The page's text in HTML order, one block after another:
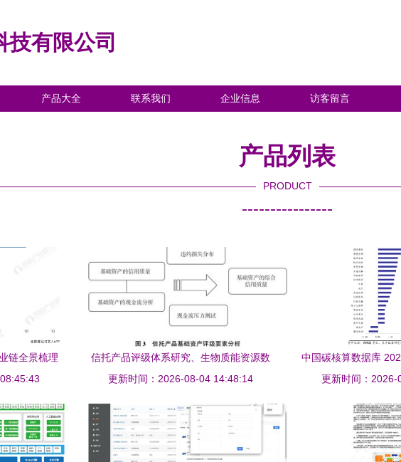
技有限公司
产品大全 联系我们 企业信息 访客留言
产品列表
PRODUCT
----------------
链全景梳理
信托产品评级体系研究、生物质能资源数
据库信息系统构建 层级框架与实务应用
更新时间：2026-08-04 14:48:14
中国碳核算数据库
化碳排放与生物质能
更新时间：